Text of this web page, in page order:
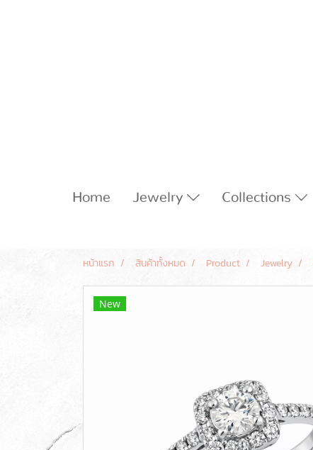
Home Jewelry Collections
หน้าแรก สินค้าทั้งหมด Product Jewelry
New